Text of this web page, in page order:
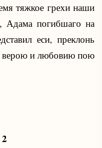
тяжкое грехи наши
Адама погибшаго на
еси, преклонь
верою и любовию пою